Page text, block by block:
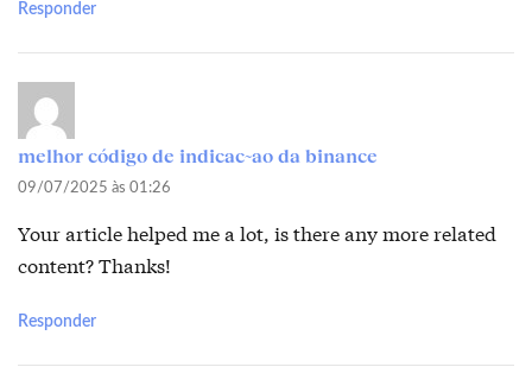
Responder
melhor código de indicac~ao da binance
09/07/2025 às 01:26
Your article helped me a lot, is there any more related
content? Thanks!
Responder